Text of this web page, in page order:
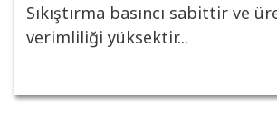
Sıkıştırma basıncı sabittir ve
verimliliği yüksektir...